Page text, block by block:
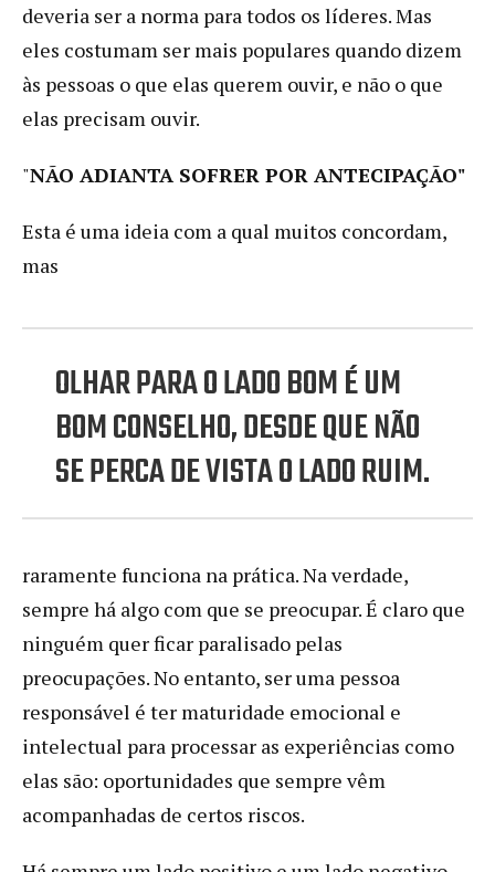
deveria ser a norma para todos os líderes. Mas
eles costumam ser mais populares quando dizem
às pessoas o que elas querem ouvir, e não o que
elas precisam ouvir.
"NÃO ADIANTA SOFRER POR ANTECIPAÇÃO"
Esta é uma ideia com a qual muitos concordam,
mas
OLHAR PARA O LADO BOM É UM
BOM CONSELHO, DESDE QUE NÃO
SE PERCA DE VISTA O LADO RUIM.
raramente funciona na prática. Na verdade,
sempre há algo com que se preocupar. É claro que
ninguém quer ficar paralisado pelas
preocupações. No entanto, ser uma pessoa
responsável é ter maturidade emocional e
intelectual para processar as experiências como
elas são: oportunidades que sempre vêm
acompanhadas de certos riscos.